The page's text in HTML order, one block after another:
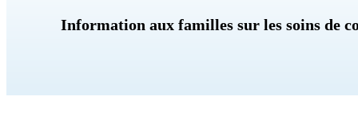
Information aux familles sur les soins de